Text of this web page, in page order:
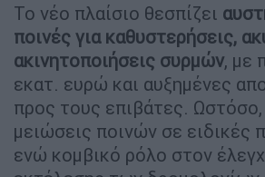
Το νέο πλαίσιο θεσπίζει
ποινές για καθυστερήσεις,
ακινητοποιήσεις συρμών, με
εκατ. ευρώ και αυξημένες
προς τους επιβάτες.
μειώσεις ποινών σε ειδικές
ενώ κομβικό ρόλο στον